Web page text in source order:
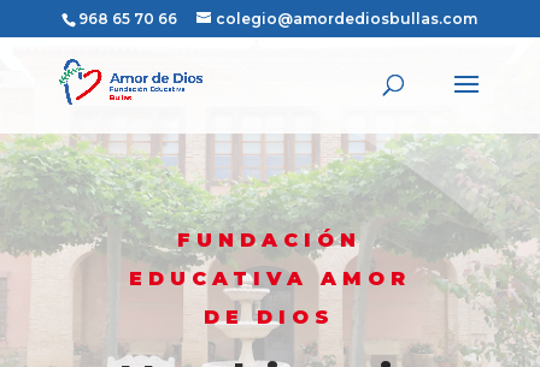
968 65 70 66 colegio@amordediosbullas.com
FUNDACIÓN
EDUCATIVA AMOR
DE DIOS